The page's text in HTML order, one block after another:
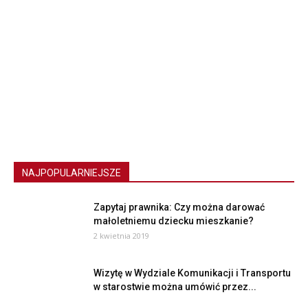
NAJPOPULARNIEJSZE
Zapytaj prawnika: Czy można darować
małoletniemu dziecku mieszkanie?
2 kwietnia 2019
Wizytę w Wydziale Komunikacji i Transportu
w starostwie można umówić przez...